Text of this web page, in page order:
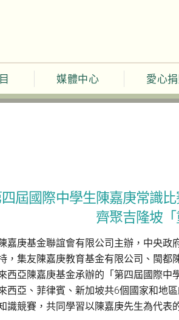
媒體中心 愛心
屆國際中學生陳嘉庚常識
齊聚吉隆坡
嘉庚基金聯誼會有限公司主辦，中央政
，集友陳嘉庚教育基金有限公司、閩都
西亞陳嘉庚基金承辦的「第四屆國際中
西亞、菲律賓、新加坡共6個國家和地
識競賽，共同學習以陳嘉庚先生為代表